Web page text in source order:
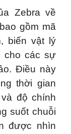
Zebra về
gồm mã
biến vật lý
cho các sự
Điều này
thời gian
độ chính
suốt chuỗi
được nhìn